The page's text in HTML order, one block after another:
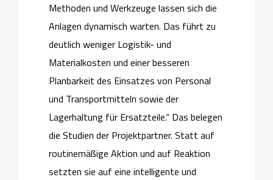
Methoden und Werkzeuge lassen sich die
Anlagen dynamisch warten. Das führt zu
deutlich weniger Logistik- und
Materialkosten und einer besseren
Planbarkeit des Einsatzes von Personal
und Transportmitteln sowie der
Lagerhaltung für Ersatzteile.“ Das belegen
die Studien der Projektpartner. Statt auf
routinemäßige Aktion und auf Reaktion
setzten sie auf eine intelligente und